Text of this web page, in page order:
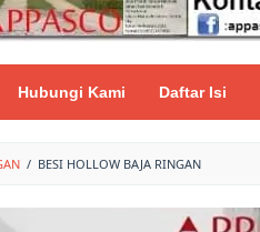
Hubungi Kami Daftar Isi
/ BESI HOLLOW BAJA RINGAN